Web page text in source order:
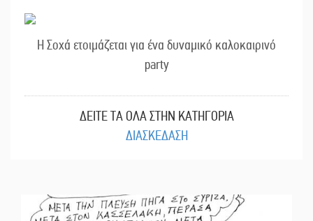
Η Σοχά ετοιμάζεται για ένα δυναμικό καλοκαιρινό
party
ΔΕΙΤΕ ΤΑ ΟΛΑ ΣΤΗΝ ΚΑΤΗΓΟΡΙΑ
ΔΙΑΣΚΕΔΑΣΗ